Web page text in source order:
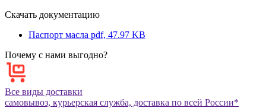
Скачать документацию
Паспорт масла pdf, 47.97 KB
Почему с нами выгодно?
Все виды доставки
самовывоз, курьерская служба, доставка по всей России*